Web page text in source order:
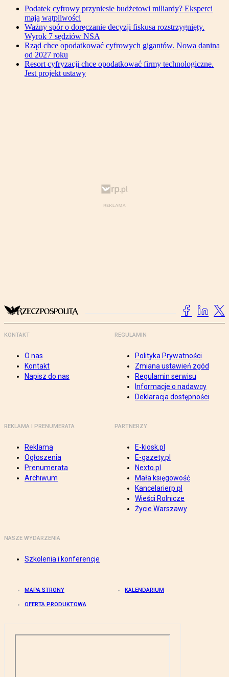
Podatek cyfrowy przyniesie budżetowi miliardy? Eksperci
mają wątpliwości
Ważny spór o doręczanie decyzji fiskusa rozstrzygnięty.
Wyrok 7 sędziów NSA
Rząd chce opodatkować cyfrowych gigantów. Nowa danina
od 2027 roku
Resort cyfryzacji chce opodatkować firmy technologiczne.
Jest projekt ustawy
KONTAKT
O nas
Kontakt
Napisz do nas
REGULAMIN
Polityka Prywatności
Zmiana ustawień zgód
Regulamin serwisu
Informacje o nadawcy
Deklaracja dostępności
REKLAMA I PRENUMERATA
Reklama
Ogłoszenia
Prenumerata
Archiwum
PARTNERZY
E-kiosk.pl
E-gazety.pl
Nexto.pl
Mała księgowość
Kancelarierp.pl
Wieści Rolnicze
Życie Warszawy
NASZE WYDARZENIA
Szkolenia i konferencje
MAPA STRONY KALENDARIUM
OFERTA PRODUKTOWA